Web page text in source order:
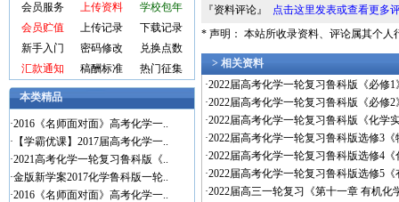
会员服务 上传资料
学校包年
会员贮值
上传记录
下载记录
新手入门
密码修改
兑换点数
汇款通知
稿酬标准 热门征集
本类精品
·2016《名师面对面》高考化学一..
· 【学霸优课】2017届高考化学一..
·2021高考化学一轮复习鲁科版《..
·金版新学案2017化学鲁科版一轮..
·2016《名师面对面》高考化学一..
『资料评论』 点击这里发表或查看更多
* 声明： 本站所收录资料、评论属其个人
> 相关资料
·2022届高考化学一轮复习鲁科版《必修
·2022届高考化学一轮复习鲁科版《必修
·2022届高考化学一轮复习鲁科版《化学
·2022届高考化学一轮复习鲁科版选修3
·2022届高考化学一轮复习鲁科版选修4
·2022届高考化学一轮复习鲁科版选修5
·2022届高三一轮复习《第十一章 有机